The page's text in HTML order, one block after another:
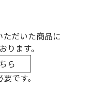
だいた商品に
ります。
ら
です。